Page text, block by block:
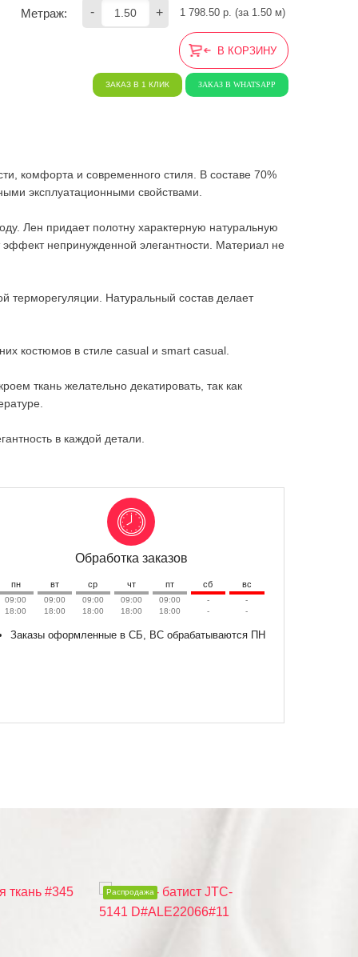
Метраж: - + 1 798.50 р. (за 1.50 м)
В КОРЗИНУ
ЗАКАЗ В 1 КЛИК ЗАКАЗ В WHATSAPP
комфорта и современного стиля. В составе 70%
эксплуатационными свойствами.
Лен придает полотну характерную натуральную
эффект непринужденной элегантности. Материал не
терморегуляции. Натуральный состав делает
костюмов в стиле casual и smart casual.
ткань желательно декатировать, так как
в каждой детали.
Обработка заказов
пн вт ср чт пт сб вс
09:00
18:00
09:00
18:00
09:00
18:00
09:00
18:00
09:00
18:00
-
-
-
-
Заказы оформленные в СБ, ВС обрабатываются ПН
Распродажа